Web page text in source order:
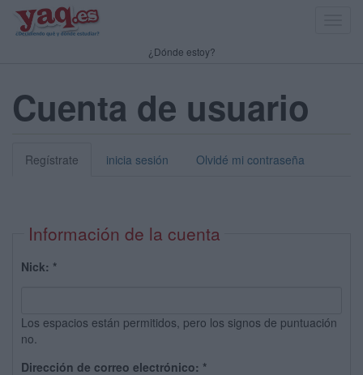
¿Dónde estoy?
Cuenta de usuario
Regístrate inicia sesión Olvidé mi contraseña
Información de la cuenta
Nick: *
Los espacios están permitidos, pero los signos de puntuación
no.
Dirección de correo electrónico: *